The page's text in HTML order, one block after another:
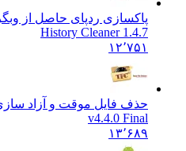
پاکسازی ردپای حاصل از وبگردی
History Cleaner 1.4.7
۱۲٬۷۵۱
حذف فایل موقت و آزاد سازی
v4.4.0 Final
۱۳٬۶۸۹